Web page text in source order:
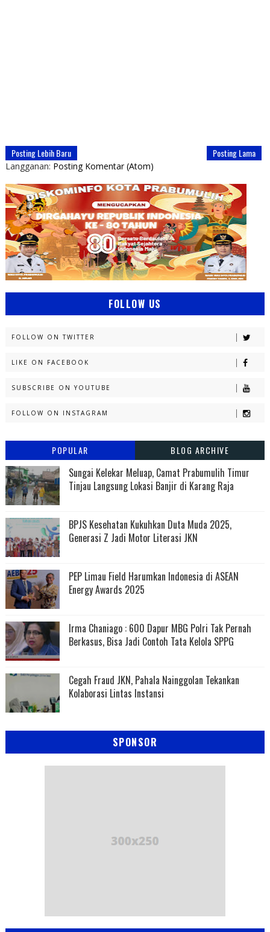
Posting Lebih Baru Posting Lama
Langganan: Posting Komentar (Atom)
FOLLOW US
FOLLOW ON TWITTER
LIKE ON FACEBOOK
SUBSCRIBE ON YOUTUBE
FOLLOW ON INSTAGRAM
POPULAR BLOG ARCHIVE
Sungai Kelekar Meluap, Camat Prabumulih Timur
Tinjau Langsung Lokasi Banjir di Karang Raja
BPJS Kesehatan Kukuhkan Duta Muda 2025,
Generasi Z Jadi Motor Literasi JKN
PEP Limau Field Harumkan Indonesia di ASEAN
Energy Awards 2025
Irma Chaniago : 600 Dapur MBG Polri Tak Pernah
Berkasus, Bisa Jadi Contoh Tata Kelola SPPG
Cegah Fraud JKN, Pahala Nainggolan Tekankan
Kolaborasi Lintas Instansi
SPONSOR